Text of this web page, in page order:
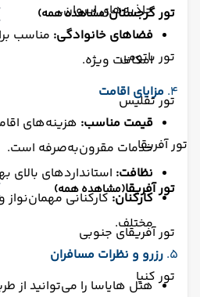
تور گرجستان(مشاهده همه)
تور باتومی
تور تفلیس
تور آفریقا
تور آفریقا(مشاهده همه)
تور آفریقای جنوبی
تور کنیا
جاذبه‌های ایروان.
فضاهای خانوادگی: مناسب
امکانات ویژه.
۴. مزایای اقامت
قیمت مناسب: هزینه‌های
خدمات مقرون‌به‌صرفه است.
نظافت: استانداردهای بالای
کارکنان:کارکنانی
مختلف.
۵. رزرو و نظرات مسافران
هتل هایاسا را می‌توانید